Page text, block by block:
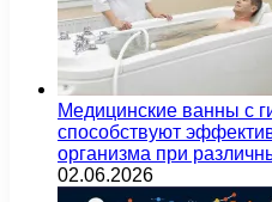
Медицинские ванны с
способствуют
организма при
02.06.2026